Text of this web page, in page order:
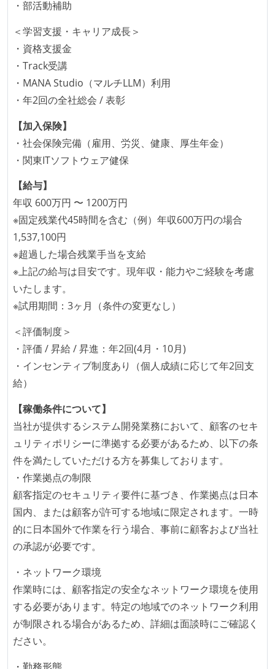
コードによるインフラ構成管理（Infrastructure as
Code）の環境が整備されている
オープンな情報共有
ドキュメントの整備やペアプロ、モブワークなど、ナ
レッジの共有を積極的に行っている（属人性を減らす
取り組みをしている）
大規模サービスの開発
同時接続ユーザー数（数千以上）
テーブル数が多い (数百以上)
大規模テーブルあり（1テーブルあたり数千万レコー
ド以上）
マイクロサービス化している
1つのプロダクトを5チーム以上の開発チーム（ストリ
ームアラインド、プラットフォーム等）で分担して開
発・運用している
バックアップ容量（数TB以上）
労働環境の自由度
週3日リモート勤務のハイブリットワーク（週2出社）
業務時間中に中抜けできる制度がある
2年以内に未就学児を子育てしながら働いていたエン
ジニアがいる
フレックスタイム制または裁量労働制を採用している
メンバーの多様性
外国籍の開発メンバーがいる
開発メンバーの新卒採用を実施している
待遇・福利厚生
入社時には、各自希望のスペックの PC やディスプレ
イが支給される
選考プロセス
コーディングテストがある（オンラインテスト）
技術面接がある（既存コードのレビュー、DB・アーキ
・部活動補助
＜学習支援・キャリア成長＞
・資格支援金
・Track受講
・MANA Studio（マルチLLM）利用
・年2回の全社総会 / 表彰
【加入保険】
・社会保険完備（雇用、労災、健康、厚生年金）
・関東ITソフトウェア健保
【給与】
年収 600万円 〜 1200万円
※固定残業代45時間を含む（例）年収600万円の場合
1,537,100円
※超過した場合残業手当を支給
※上記の給与は目安です。現年収・能力やご経験を考慮
いたします。
※試用期間：3ヶ月（条件の変更なし）
＜評価制度＞
・評価 / 昇給 / 昇進：年2回(4月・10月)
・インセンティブ制度あり（個人成績に応じて年2回支
給）
【稼働条件について】
当社が提供するシステム開発業務において、顧客のセキ
ュリティポリシーに準拠する必要があるため、以下の条
件を満たしていただける方を募集しております。
・作業拠点の制限
顧客指定のセキュリティ要件に基づき、作業拠点は日本
国内、または顧客が許可する地域に限定されます。一時
的に日本国外で作業を行う場合、事前に顧客および当社
の承認が必要です。
・ネットワーク環境
作業時には、顧客指定の安全なネットワーク環境を使用
する必要があります。特定の地域でのネットワーク利用
が制限される場合があるため、詳細は面談時にご確認く
ださい。
・勤務形態